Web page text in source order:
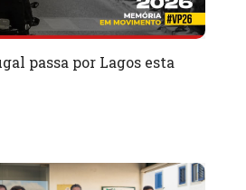
passa por Lagos esta